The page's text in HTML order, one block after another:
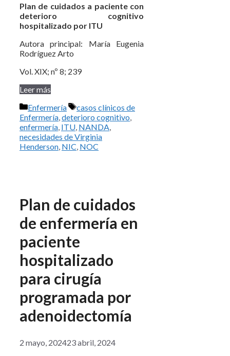
Plan de cuidados a paciente con
deterioro cognitivo
hospitalizado por ITU
Autora principal: María Eugenia
Rodríguez Arto
Vol. XIX; nº 8; 239
Leer más
Categorías
Enfermería Etiquetas
casos clínicos de
Enfermería deterioro cognitivo
enfermería ITU NANDA
necesidades de Virginia
Henderson NIC NOC
Plan de cuidados
de enfermería en
paciente
hospitalizado
para cirugía
programada por
adenoidectomía
2 mayo, 202423 abril, 2024